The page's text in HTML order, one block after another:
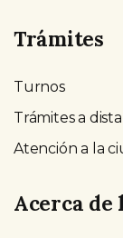
Trámites
Turnos
Trámites a
Atención a la
Acerca de